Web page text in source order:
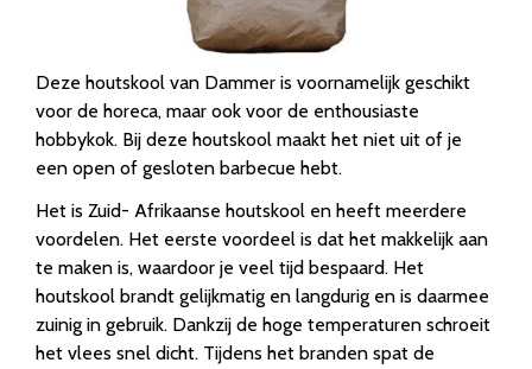
Deze houtskool van Dammer is voornamelijk geschikt
voor de horeca, maar ook voor de enthousiaste
hobbykok. Bij deze houtskool maakt het niet uit of je
een open of gesloten barbecue hebt.
Het is Zuid- Afrikaanse houtskool en heeft meerdere
voordelen. Het eerste voordeel is dat het makkelijk aan
te maken is, waardoor je veel tijd bespaard. Het
houtskool brandt gelijkmatig en langdurig en is daarmee
zuinig in gebruik. Dankzij de hoge temperaturen schroeit
het vlees snel dicht. Tijdens het branden spat de